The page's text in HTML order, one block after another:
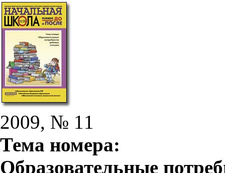
2009, № 11
Тема номера:
Образовательные